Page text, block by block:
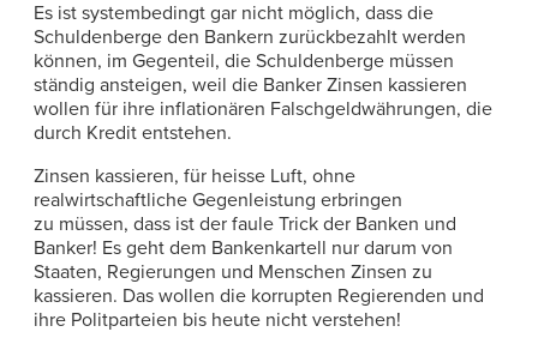
Es ist systembedingt gar nicht möglich, dass die
Schuldenberge den Bankern zurückbezahlt werden
können, im Gegenteil, die Schuldenberge müssen
ständig ansteigen, weil die Banker Zinsen kassieren
wollen für ihre inflationären Falschgeldwährungen, die
durch Kredit entstehen.
Zinsen kassieren, für heisse Luft, ohne
realwirtschaftliche Gegenleistung erbringen
zu müssen, dass ist der faule Trick der Banken und
Banker! Es geht dem Bankenkartell nur darum von
Staaten, Regierungen und Menschen Zinsen zu
kassieren. Das wollen die korrupten Regierenden und
ihre Politparteien bis heute nicht verstehen!